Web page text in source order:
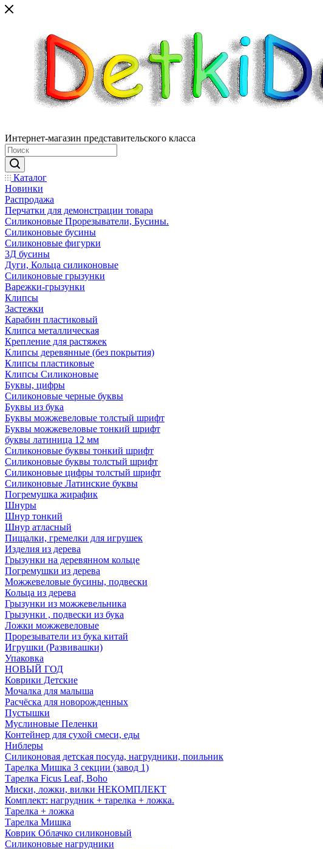
Интернет-магазин представительского класса
Каталог
Новинки
Распродажа
Перчатки для демонстрации товара
Силиконовые Прорезыватели, Бусины.
Силиконовые бусины
Силиконовые фигурки
3Д бусины
Дуги, Кольца силиконовые
Силиконовые грызунки
Варежки-грызунки
Клипсы
Застежки
Карабин пластиковый
Клипса металлическая
Крепление для растяжек
Клипсы деревянные (без покрытия)
Клипсы пластиковые
Клипсы Силиконовые
Буквы, цифры
Силиконовые черные буквы
Буквы из бука
Буквы можжевеловые толстый шрифт
Буквы можжевеловые тонкий шрифт
буквы латиница 12 мм
Силиконовые буквы тонкий шрифт
Силиконовые буквы толстый шрифт
Силиконовые цифры толстый шрифт
Силиконовые Латинские буквы
Погремушка жирафик
Шнуры
Шнур тонкий
Шнур атласный
Пищалки, гремелки для игрушек
Изделия из дерева
Грызунки на деревянном кольце
Погремушки из дерева
Можжевеловые бусины, подвески
Кольца из дерева
Грызунки из можжевельника
Грызунки , подвески из бука
Ложки можжевеловые
Прорезыватели из бука китай
Игрушки (Развивашки)
Упаковка
НОВЫЙ ГОД
Коврики Детские
Мочалка для малыша
Расчёска для новорожденных
Пустышки
Муслиновые Пеленки
Контейнер для сухой смеси, еды
Ниблеры
Силиконовая детская посуда, нагрудники, поильник
Тарелка Мишка 3 секции (завод 1)
Тарелка Ficus Leaf, Boho
Миски, ложки, вилки НЕКОМПЛЕКТ
Комплект: нагрудник + тарелка + ложка.
Тарелка + ложка
Тарелка Мишка
Коврик Облачко силиконовый
Силиконовые нагрудники